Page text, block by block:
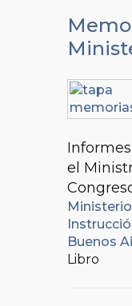
el
Buenos
Libro